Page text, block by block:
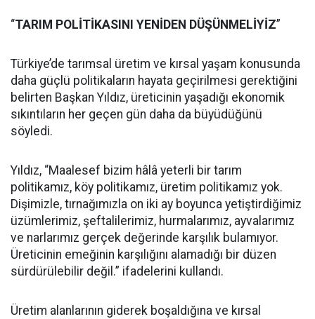
“TARIM POLİTİKASINI YENİDEN DÜŞÜNMELİYİZ”
Türkiye’de tarımsal üretim ve kırsal yaşam konusunda
daha güçlü politikaların hayata geçirilmesi gerektiğini
belirten Başkan Yıldız, üreticinin yaşadığı ekonomik
sıkıntıların her geçen gün daha da büyüdüğünü
söyledi.
Yıldız, “Maalesef bizim hâlâ yeterli bir tarım
politikamız, köy politikamız, üretim politikamız yok.
Dişimizle, tırnağımızla on iki ay boyunca yetiştirdiğimiz
üzümlerimiz, şeftalilerimiz, hurmalarımız, ayvalarımız
ve narlarımız gerçek değerinde karşılık bulamıyor.
Üreticinin emeğinin karşılığını alamadığı bir düzen
sürdürülebilir değil.” ifadelerini kullandı.
Üretim alanlarının giderek boşaldığına ve kırsal